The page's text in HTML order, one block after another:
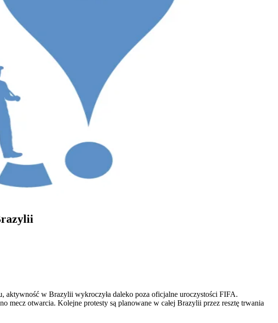
aktywność w Brazylii wykroczyła daleko poza oficjalne uroczystości FIFA.
mecz otwarcia. Kolejne protesty są planowane w całej Brazylii przez resztę trwania